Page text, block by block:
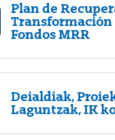
Plan de
Fondos MRR
Deialdiak,
Laguntzak, IK